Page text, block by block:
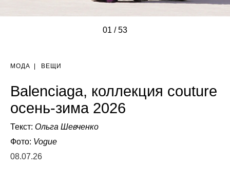
01 / 53
/////////
///////////////////////////////////////////
МОДА | ВЕЩИ
Balenciaga, коллекция couture
осень-зима 2026
Текст: Ольга Шевченко
Фото: Vogue
08.07.26